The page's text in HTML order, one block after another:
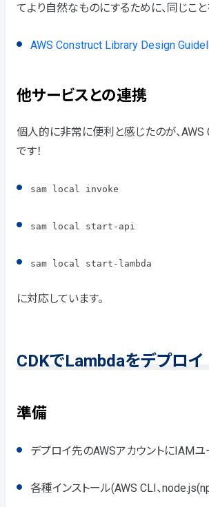
てより自然なものにするために、同じこ
AWS Construct Library Design
他サービスとの連携
個人的に非常に便利と感じたのが、
です！
sam local invoke
sam local start-api
sam local start-lambda
に対応しています。
CDKでLambdaをデプロイ
準備
デプロイ先のAWSアカウントにIAM
各種インストール(AWS CLI、